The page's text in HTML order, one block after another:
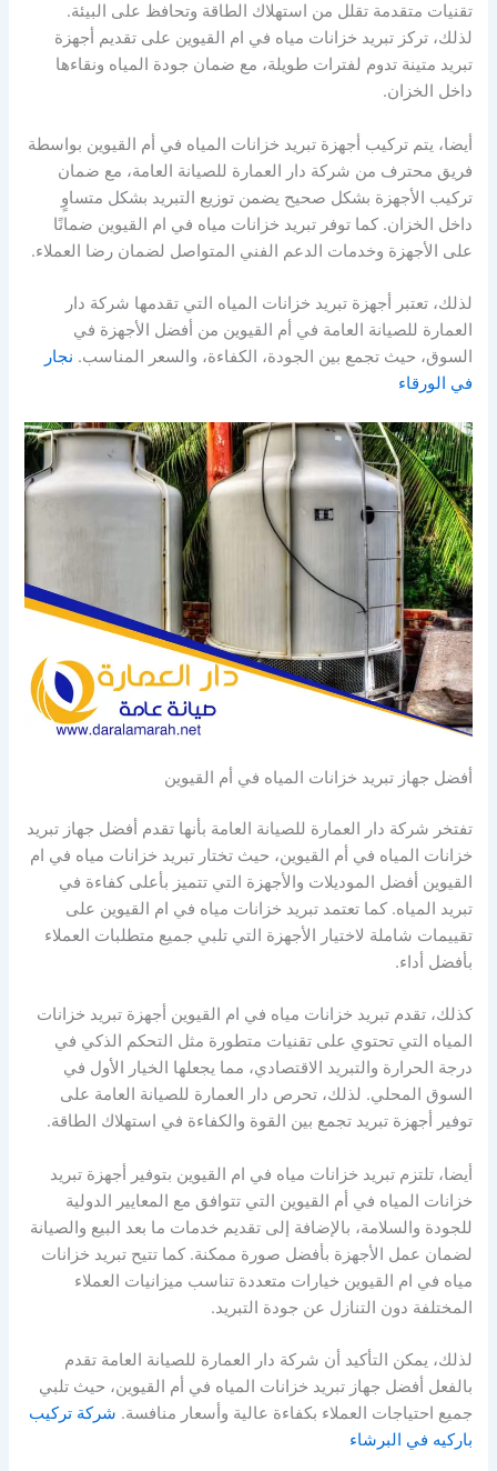
تقنيات متقدمة تقلل من استهلاك الطاقة وتحافظ على البيئة.
لذلك، تركز تبريد خزانات مياه في ام القيوين على تقديم أجهزة
تبريد متينة تدوم لفترات طويلة، مع ضمان جودة المياه ونقاءها
داخل الخزان.
أيضا، يتم تركيب أجهزة تبريد خزانات المياه في أم القيوين بواسطة
فريق محترف من شركة دار العمارة للصيانة العامة، مع ضمان
تركيب الأجهزة بشكل صحيح يضمن توزيع التبريد بشكل متساوٍ
داخل الخزان. كما توفر تبريد خزانات مياه في ام القيوين ضمانًا
على الأجهزة وخدمات الدعم الفني المتواصل لضمان رضا العملاء.
لذلك، تعتبر أجهزة تبريد خزانات المياه التي تقدمها شركة دار
العمارة للصيانة العامة في أم القيوين من أفضل الأجهزة في
السوق، حيث تجمع بين الجودة، الكفاءة، والسعر المناسب. نجار
في الورقاء
أفضل جهاز تبريد خزانات المياه في أم القيوين
تفتخر شركة دار العمارة للصيانة العامة بأنها تقدم أفضل جهاز تبريد
خزانات المياه في أم القيوين، حيث تختار تبريد خزانات مياه في ام
القيوين أفضل الموديلات والأجهزة التي تتميز بأعلى كفاءة في
تبريد المياه. كما تعتمد تبريد خزانات مياه في ام القيوين على
تقييمات شاملة لاختيار الأجهزة التي تلبي جميع متطلبات العملاء
بأفضل أداء.
كذلك، تقدم تبريد خزانات مياه في ام القيوين أجهزة تبريد خزانات
المياه التي تحتوي على تقنيات متطورة مثل التحكم الذكي في
درجة الحرارة والتبريد الاقتصادي، مما يجعلها الخيار الأول في
السوق المحلي. لذلك، تحرص دار العمارة للصيانة العامة على
توفير أجهزة تبريد تجمع بين القوة والكفاءة في استهلاك الطاقة.
أيضا، تلتزم تبريد خزانات مياه في ام القيوين بتوفير أجهزة تبريد
خزانات المياه في أم القيوين التي تتوافق مع المعايير الدولية
للجودة والسلامة، بالإضافة إلى تقديم خدمات ما بعد البيع والصيانة
لضمان عمل الأجهزة بأفضل صورة ممكنة. كما تتيح تبريد خزانات
مياه في ام القيوين خيارات متعددة تناسب ميزانيات العملاء
المختلفة دون التنازل عن جودة التبريد.
لذلك، يمكن التأكيد أن شركة دار العمارة للصيانة العامة تقدم
بالفعل أفضل جهاز تبريد خزانات المياه في أم القيوين، حيث تلبي
جميع احتياجات العملاء بكفاءة عالية وأسعار منافسة. شركة تركيب
باركيه في البرشاء